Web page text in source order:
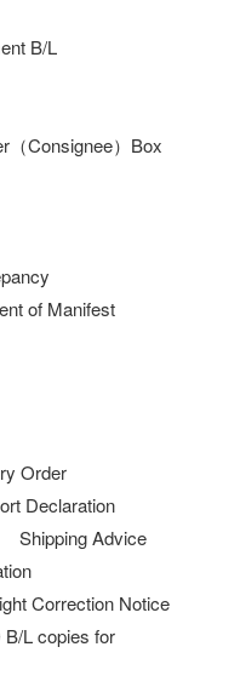
B/L
Consignee）Box
of Manifest
Order
Declaration
Shipping Advice
Correction Notice
L copies for